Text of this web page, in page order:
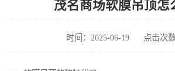
茂名商场软膜吊顶怎
时间：2025-06-19 点击次